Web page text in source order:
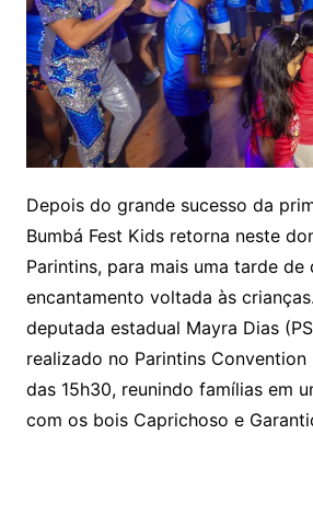
Depois do grande sucesso da
Bumbá Fest Kids retorna neste
Parintins, para mais uma tarde
encantamento voltada às
deputada estadual Mayra Dias
realizado no Parintins
das 15h30, reunindo famílias em
com os bois Caprichoso e